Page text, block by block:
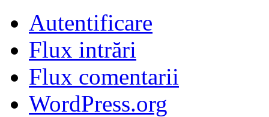
Autentificare
Flux intrări
Flux comentarii
WordPress.org